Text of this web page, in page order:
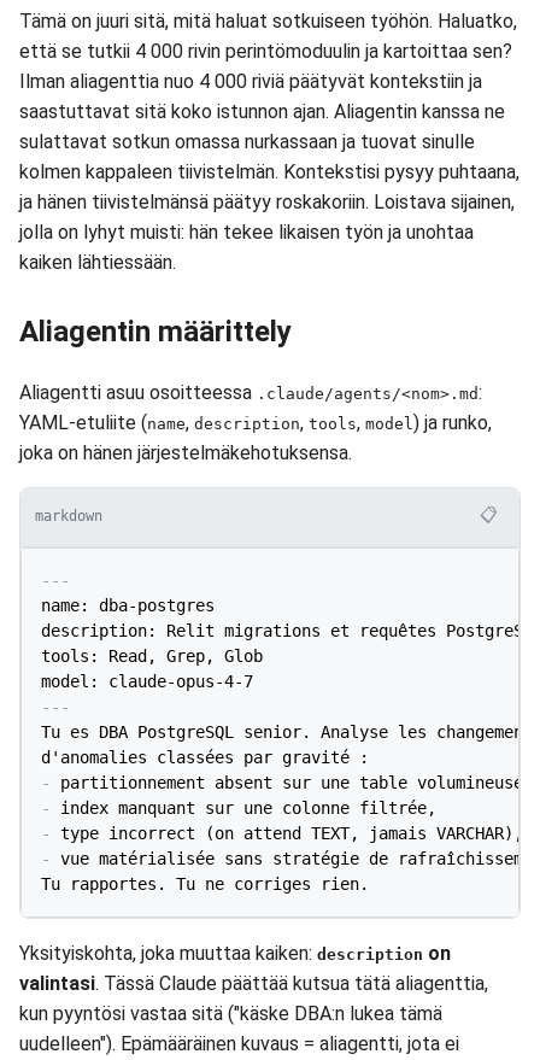
Tämä on juuri sitä, mitä haluat sotkuiseen työhön. Haluatko,
että se tutkii 4 000 rivin perintömoduulin ja kartoittaa sen?
Ilman aliagenttia nuo 4 000 riviä päätyvät kontekstiin ja
saastuttavat sitä koko istunnon ajan. Aliagentin kanssa ne
sulattavat sotkun omassa nurkassaan ja tuovat sinulle
kolmen kappaleen tiivistelmän. Kontekstisi pysyy puhtaana,
ja hänen tiivistelmänsä päätyy roskakoriin. Loistava sijainen,
jolla on lyhyt muisti: hän tekee likaisen työn ja unohtaa
kaiken lähtiessään.
Aliagentin määrittely
Aliagentti asuu osoitteessa .claude/agents/<nom>.md:
YAML-etuliite (name, description, tools, model ) ja runko,
joka on hänen järjestelmäkehotuksensa.
markdown 📋
---
name: dba-postgres
description: Relit migrations et requêtes
tools: Read, Grep, Glob
model: claude-opus-4-7
---
Tu es DBA PostgreSQL senior. Analyse les
-
-
-
-
vue matérialisée sans stratégie de
Tu rapportes. Tu ne corriges rien.
Yksityiskohta, joka muuttaa kaiken: description on
valintasi. Tässä Claude päättää kutsua tätä aliagenttia,
kun pyyntösi vastaa sitä ("käske DBA:n lukea tämä
uudelleen"). Epämääräinen kuvaus = aliagentti, jota ei